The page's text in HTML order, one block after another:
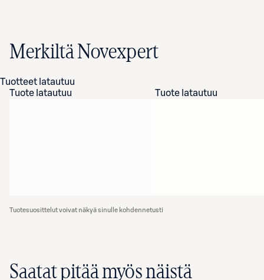
Merkiltä Novexpert
Tuotteet latautuu
Tuote latautuu
Tuote latautuu
Tuotesuosittelut voivat näkyä sinulle kohdennetusti
Saatat pitää myös näistä